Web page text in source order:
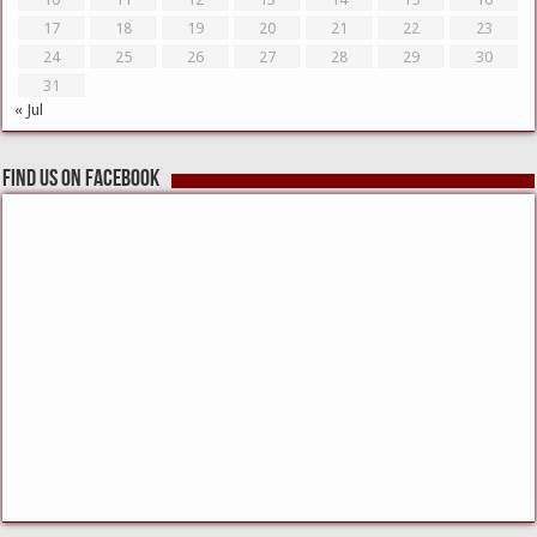
17
18 19 20 21 22
23
24
25 26 27 28 29
30
31
« Jul
Find us on Facebook